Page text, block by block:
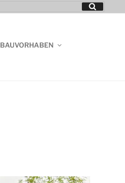
Suchen
BAUVORHABEN